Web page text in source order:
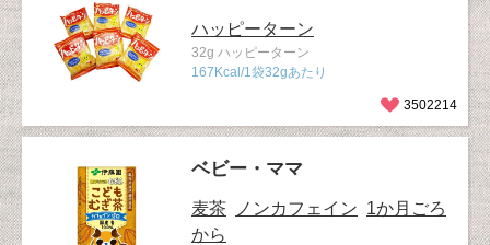
ハッピーターン
32g ハッピーターン
167Kcal/1袋32gあたり
3502214
ベビー・ママ
麦茶 ノンカフェイン 1か月ごろ
から